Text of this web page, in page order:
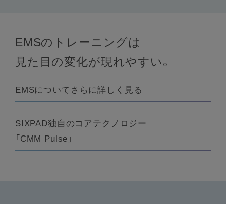
EMSのトレーニングは
見た目の変化が現れやすい。
EMSについてさらに詳しく見る
SIXPAD独自のコアテクノロジー
「CMM Pulse」